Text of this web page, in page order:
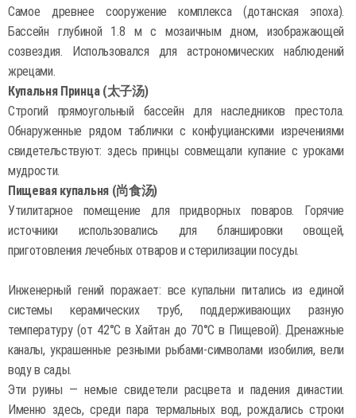
Самое древнее сооружение комплекса (дотанская эпоха).
Бассейн глубиной 1.8 м с мозаичным дном, изображающей
созвездия. Использовался для астрономических наблюдений
жрецами.
Купальня Принца (太子汤)
Строгий прямоугольный бассейн для наследников престола.
Обнаруженные рядом таблички с конфуцианскими изречениями
свидетельствуют: здесь принцы совмещали купание с уроками
мудрости.
Пищевая купальня (尚食汤)
Утилитарное помещение для придворных поваров. Горячие
источники использовались для бланшировки овощей,
приготовления лечебных отваров и стерилизации посуды.
Инженерный гений поражает: все купальни питались из единой
системы керамических труб, поддерживающих разную
температуру (от 42°C в Хайтан до 70°C в Пищевой). Дренажные
каналы, украшенные резными рыбами-символами изобилия, вели
воду в сады.
Эти руины — немые свидетели расцвета и падения династии.
Именно здесь, среди пара термальных вод, рождались строки